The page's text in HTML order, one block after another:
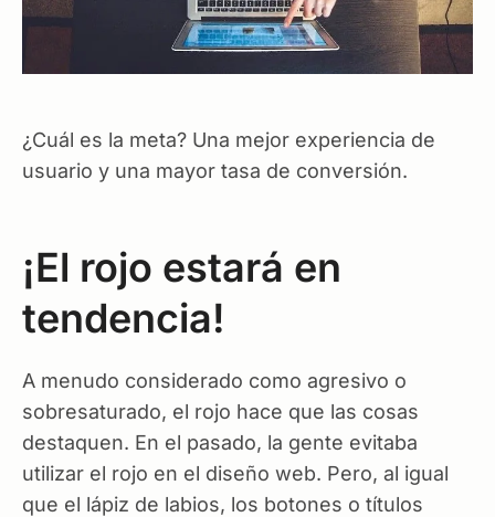
¿Cuál es la meta? Una mejor experiencia de
usuario y una mayor tasa de conversión.
¡El rojo estará en
tendencia!
A menudo considerado como agresivo o
sobresaturado, el rojo hace que las cosas
destaquen. En el pasado, la gente evitaba
utilizar el rojo en el diseño web. Pero, al igual
que el lápiz de labios, los botones o títulos